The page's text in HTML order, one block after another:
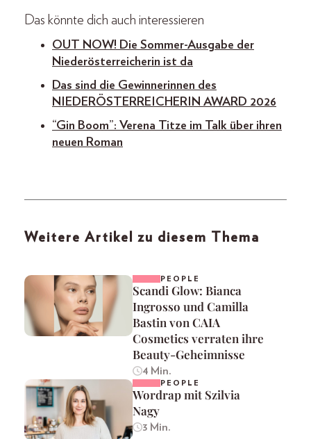
Das könnte dich auch interessieren
OUT NOW! Die Sommer-Ausgabe der
Niederösterreicherin ist da
Das sind die Gewinnerinnen des
NIEDERÖSTERREICHERIN AWARD 2026
“Gin Boom”: Verena Titze im Talk über ihren
neuen Roman
Weitere Artikel zu diesem Thema
PEOPLE
Scandi Glow: Bianca
Ingrosso und Camilla
Bastin von CAIA
Cosmetics verraten ihre
Beauty-Geheimnisse
4 Min.
PEOPLE
Wordrap mit Szilvia
Nagy
3 Min.